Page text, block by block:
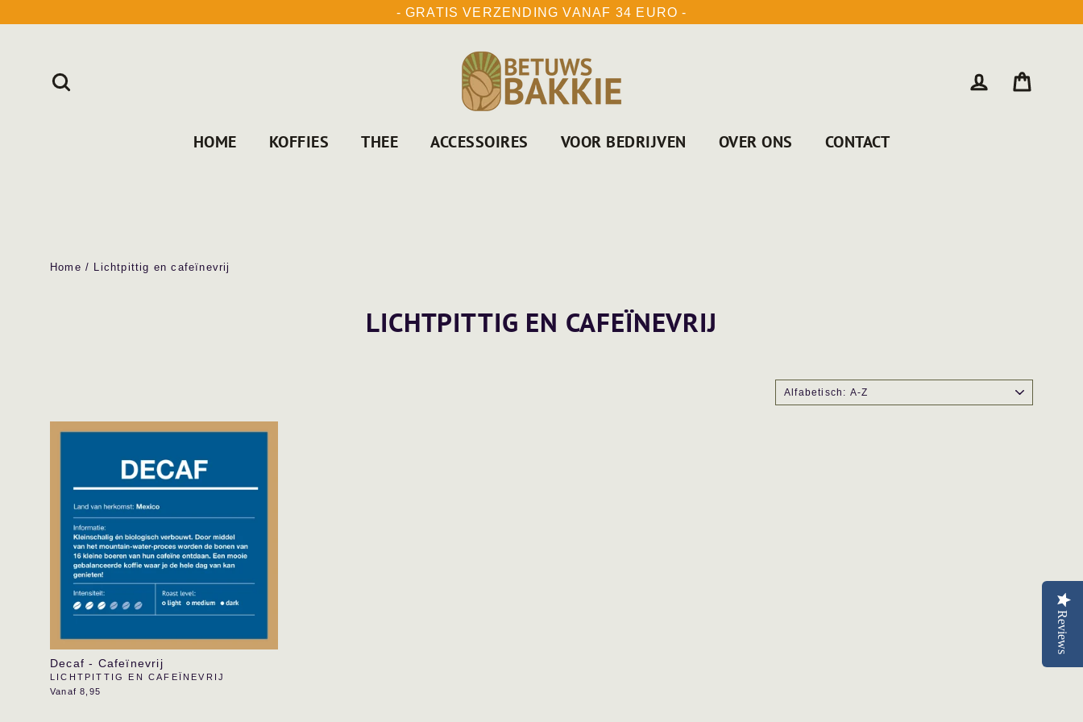
- GRATIS VERZENDING VANAF 34 EURO -
INLOGGEN
HOME KOFFIES THEE ACCESSOIRES VOOR BEDRIJVEN OVER ONS CONTACT
Home / Lichtpittig en cafeïnevrij
LICHTPITTIG EN CAFEÏNEVRIJ
Decaf - Cafeïnevrij
LICHTPITTIG EN CAFEÏNEVRIJ
Vanaf 8,95
Reviews